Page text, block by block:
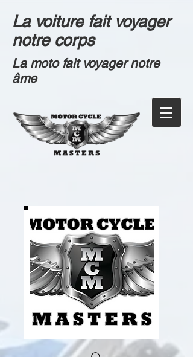
La voiture fait voyager
notre corps
La moto fait voyager notre
âme